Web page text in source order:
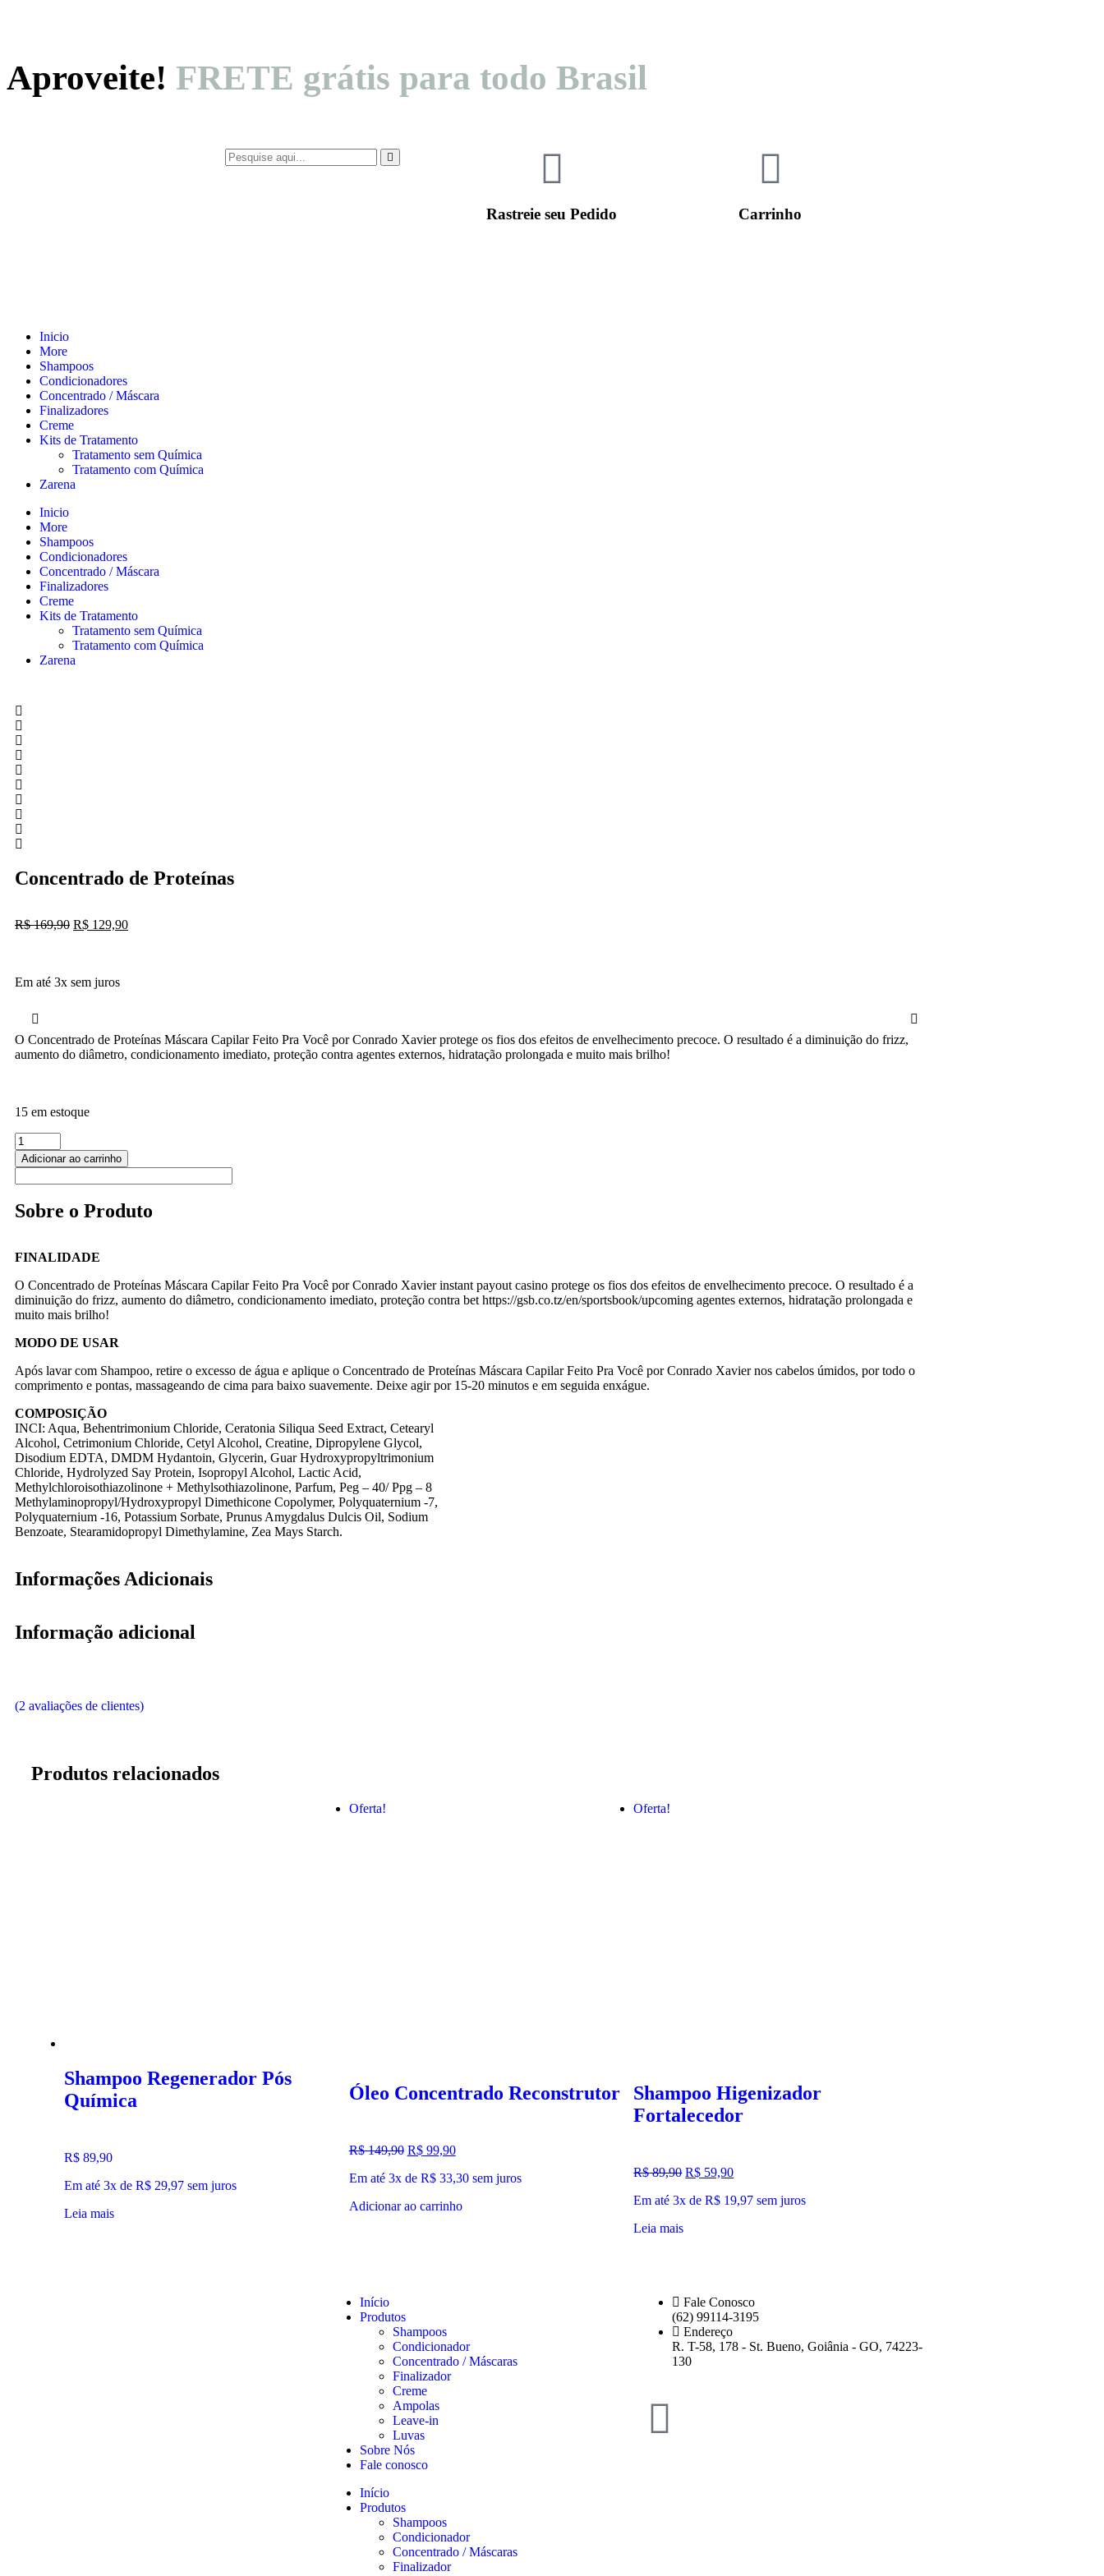
Aproveite! FRETE grátis para todo Brasil
Rastreie seu Pedido Carrinho
Inicio
More
Shampoos
Condicionadores
Concentrado / Máscara
Finalizadores
Creme
Kits de Tratamento
Tratamento sem Química
Tratamento com Química
Zarena
Inicio
More
Shampoos
Condicionadores
Concentrado / Máscara
Finalizadores
Creme
Kits de Tratamento
Tratamento sem Química
Tratamento com Química
Zarena
Concentrado de Proteínas
R$169,90 R$ 129,90
Em até 3x sem juros
O Concentrado de Proteínas Máscara Capilar Feito Pra Você por Conrado Xavier protege os fios dos efeitos de envelhecimento precoce. O resultado é a diminuição do frizz,
aumento do diâmetro, condicionamento imediato, proteção contra agentes externos, hidratação prolongada e muito mais brilho!
15 em estoque
Adicionar ao carrinho
Sobre o Produto
FINALIDADE
O Concentrado de Proteínas Máscara Capilar Feito Pra Você por Conrado Xavierinstant payout casino protege os fios dos efeitos de envelhecimento precoce. O resultado é a
diminuição do frizz, aumento do diâmetro, condicionamento imediato, proteção contra bet https://gsb.co.tz/en/sportsbook/upcoming agentes externos, hidratação prolongada e
muito mais brilho!
MODO DE USAR
Após lavar com Shampoo, retire o excesso de água e aplique o Concentrado de Proteínas Máscara Capilar Feito Pra Você por Conrado Xavier nos cabelos úmidos, por todo o
comprimento e pontas, massageando de cima para baixo suavemente. Deixe agir por 15-20 minutos e em seguida enxágue.
COMPOSIÇÃO
INCI: Aqua, Behentrimonium Chloride, Ceratonia Siliqua Seed Extract, Cetearyl
Alcohol, Cetrimonium Chloride, Cetyl Alcohol, Creatine, Dipropylene Glycol,
Disodium EDTA, DMDM Hydantoin, Glycerin, Guar Hydroxypropyltrimonium
Chloride, Hydrolyzed Say Protein, Isopropyl Alcohol, Lactic Acid,
Methylchloroisothiazolinone + Methylsothiazolinone, Parfum, Peg – 40/ Ppg – 8
Methylaminopropyl/Hydroxypropyl Dimethicone Copolymer, Polyquaternium -7,
Polyquaternium -16, Potassium Sorbate, Prunus Amygdalus Dulcis Oil, Sodium
Benzoate, Stearamidopropyl Dimethylamine, Zea Mays Starch.
Informações Adicionais
Informação adicional
Avaliado
como
5.00
2
clientes
(2 avaliações de clientes)
Produtos relacionados
Shampoo Regenerador Pós
Química
Avaliação
5.00
de 5
R$ 89,90
Em até 3x de R$ 29,97 sem juros
Leia mais
Oferta!
Óleo Concentrado Reconstrutor
Avaliação
5.00
de 5
R$149,90 R$99,90
Em até 3x de R$33,30 sem juros
Adicionar ao carrinho
Oferta!
Shampoo Higenizador
Fortalecedor
Avaliação
5.00
de 5
R$89,90 R$ 59,90
Em até 3x deR$ 19,97 sem juros
Leia mais
Início
Produtos
Shampoos
Condicionador
Concentrado / Máscaras
Finalizador
Creme
Ampolas
Leave-in
Luvas
Sobre Nós
Fale conosco
Início
Produtos
Shampoos
Condicionador
Concentrado / Máscaras
Finalizador
Fale Conosco
(62) 99114-3195
Endereço
R. T-58, 178 - St. Bueno, Goiânia - GO, 74223-
130